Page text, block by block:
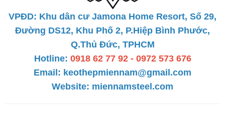
VPĐD: Khu dân cư Jamona Home Resort, Số 29,
Đường DS12, Khu Phố 2, P.Hiệp Bình Phước,
Q.Thủ Đức, TPHCM
Hotline: 0918 62 77 92 - 0972 573 676
Email: keothepmiennam@gmail.com
Website: miennamsteel.com